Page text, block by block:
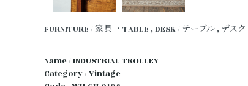
FURNITURE / 家具 ・TABLE , DESK / テーブル , デスク
Name / INDUSTRIAL TROLLEY
Category / Vintage